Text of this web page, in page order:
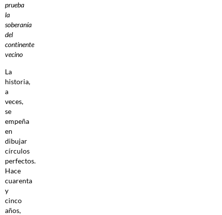
prueba
la
soberanía
del
continente
vecino
La
historia,
a
veces,
se
empeña
en
dibujar
círculos
perfectos.
Hace
cuarenta
y
cinco
años,